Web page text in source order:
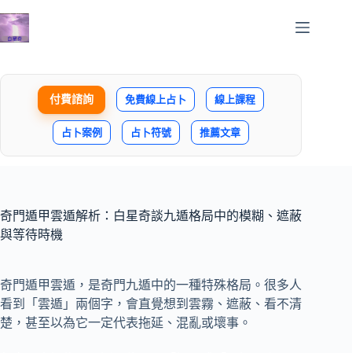
至
付費諮詢 免費線上占卜 線上課程
占卜案例 占卜符號 推薦文章
奇門遁甲雲遁解析：白星奇談九遁格局中的模糊、遮蔽
與等待時機
奇門遁甲雲遁，是奇門九遁中的一種特殊格局。很多人
看到「雲遁」兩個字，會直覺想到雲霧、遮蔽、看不清
楚，甚至以為它一定代表拖延、混亂或壞事。